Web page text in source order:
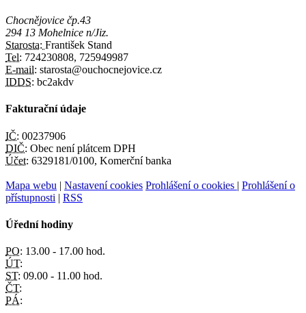
Chocnějovice čp.43
294 13 Mohelnice n/Jiz.
Starosta: František Stand
Tel: 724230808, 725949987
E-mail: starosta@ouchocnejovice.cz
IDDS: bc2akdv
Fakturační údaje
IČ: 00237906
DIČ: Obec není plátcem DPH
Účet: 6329181/0100, Komerční banka
Mapa webu | Nastavení cookies Prohlášení o cookies | Prohlášení o
přístupnosti | RSS
Úřední hodiny
PO: 13.00 - 17.00 hod.
ÚT:
ST: 09.00 - 11.00 hod.
ČT:
PÁ: